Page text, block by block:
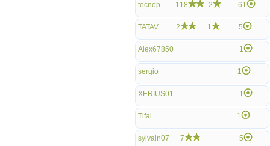
tecnop 118 2 61
TATAV 2 1 5
Alex67850 1
sergio 1
XERIUS01 1
Tifai 1
sylvain07 7 5